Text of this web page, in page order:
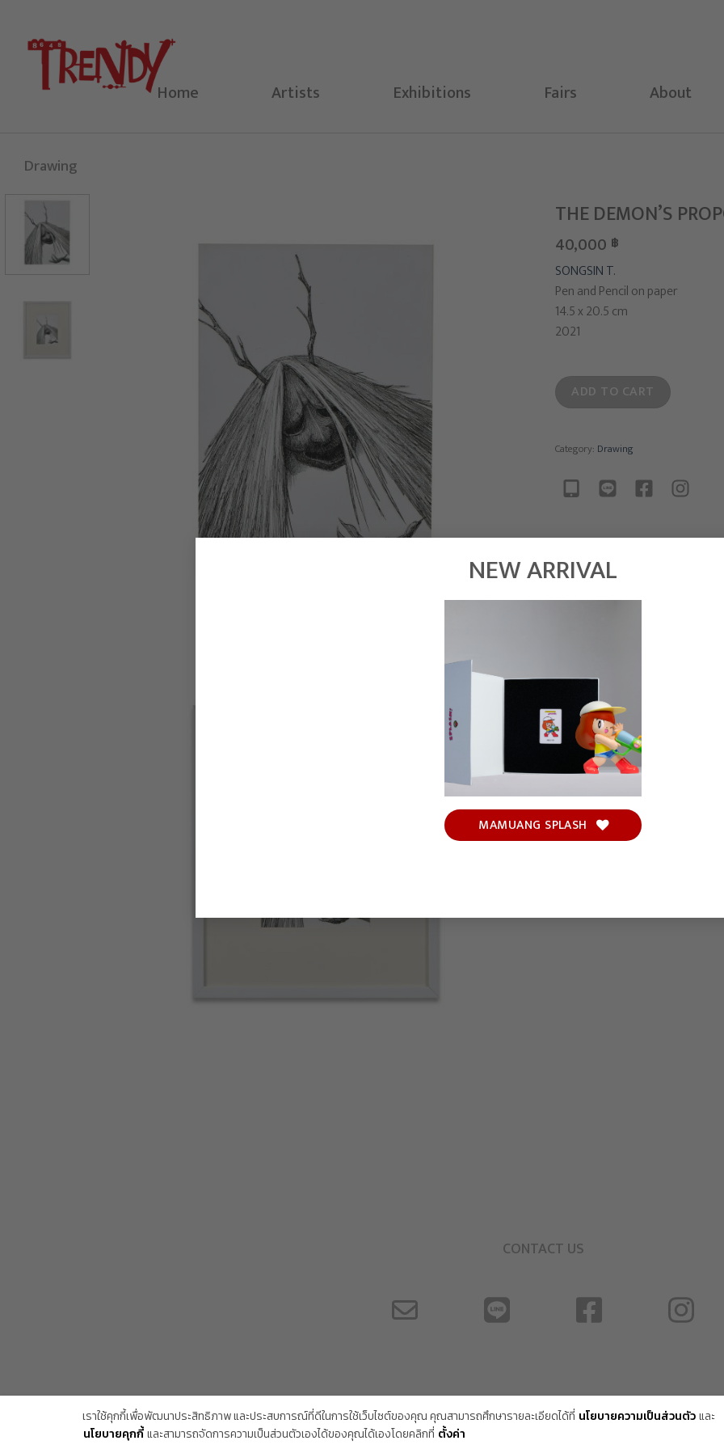
NEW ARRIVAL
MAMUANG SPLASH
content
Home Artists Exhibitions Fairs About
Drawing
THE DEMON’S
40,000 ฿
SONGSIN T.
Pen and Pencil on paper
14.5 x 20.5 cm
2021
ADD TO CART
Category: Drawing
CONTACT US
Copyright Trendy Gallery © 2026. All rights reserved.
เราใช้คุกกี้เพื่อพัฒนาประสิทธิภาพ และประสบการณ์ที่ดีในการใช้เว็บไซต์ของคุณ คุณสามารถศึกษารายละเอียดได้ที่ นโยบายความเป็นส่วนตัวและ
นโยบายคุกกี้และสามารถจัดการความเป็นส่วนตัวเองได้ของคุณได้เองโดยคลิกที่ ตั้งค่า